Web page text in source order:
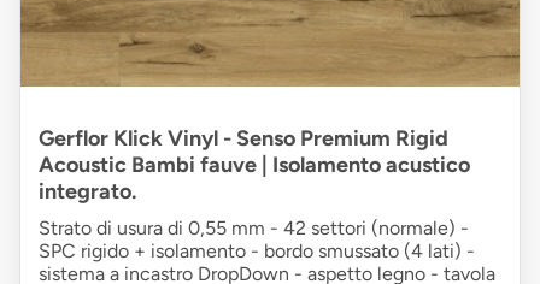
Gerflor Klick Vinyl - Senso Premium Rigid
Acoustic Bambi fauve | Isolamento acustico
integrato.
Strato di usura di 0,55 mm - 42 settori (normale) -
SPC rigido + isolamento - bordo smussato (4 lati) -
sistema a incastro DropDown - aspetto legno - tavola